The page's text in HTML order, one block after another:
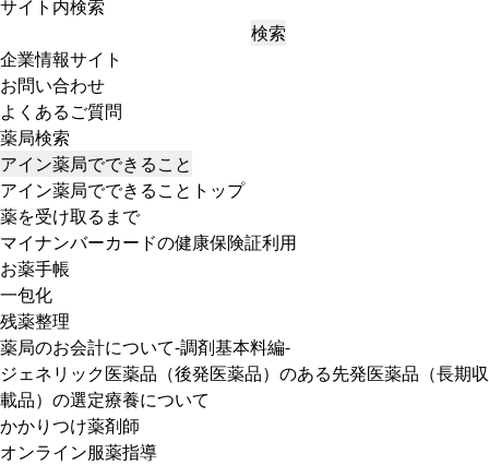
サイト内検索
検索
企業情報サイト
お問い合わせ
よくあるご質問
薬局検索
アイン薬局でできること
アイン薬局でできることトップ
薬を受け取るまで
マイナンバーカードの健康保険証利用
お薬手帳
一包化
残薬整理
薬局のお会計について-調剤基本料編-
ジェネリック医薬品（後発医薬品）のある先発医薬品（長期収
載品）の選定療養について
かかりつけ薬剤師
オンライン服薬指導